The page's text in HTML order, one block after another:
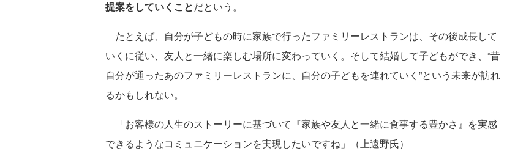
提案をしていくことだという。
たとえば、自分が子どもの時に家族で行ったファミリーレストランは、その後成長して
いくに従い、友人と一緒に楽しむ場所に変わっていく。そして結婚して子どもができ、“昔
自分が通ったあのファミリーレストランに、自分の子どもを連れていく”という未来が訪れ
るかもしれない。
「お客様の人生のストーリーに基づいて『家族や友人と一緒に食事する豊かさ』を実感
できるようなコミュニケーションを実現したいですね」（上遠野氏）